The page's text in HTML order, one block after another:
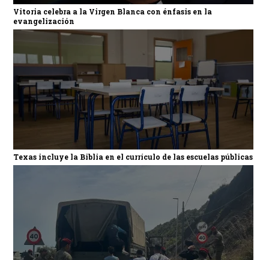
Vitoria celebra a la Virgen Blanca con énfasis en la
evangelización
Texas incluye la Biblia en el currículo de las escuelas públicas